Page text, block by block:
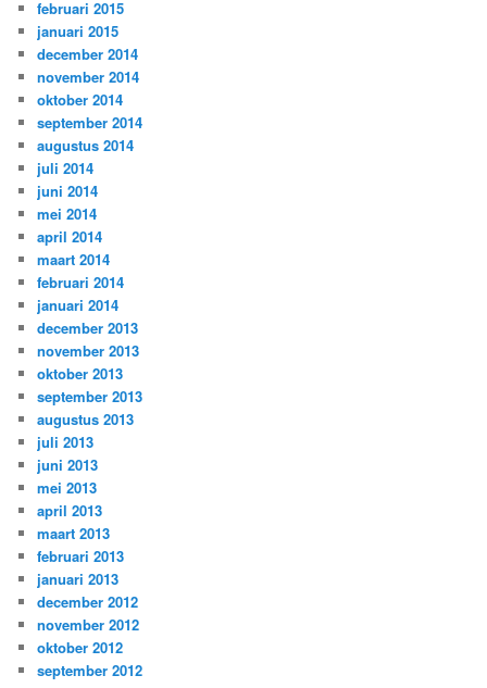
februari 2015
januari 2015
december 2014
november 2014
oktober 2014
september 2014
augustus 2014
juli 2014
juni 2014
mei 2014
april 2014
maart 2014
februari 2014
januari 2014
december 2013
november 2013
oktober 2013
september 2013
augustus 2013
juli 2013
juni 2013
mei 2013
april 2013
maart 2013
februari 2013
januari 2013
december 2012
november 2012
oktober 2012
september 2012